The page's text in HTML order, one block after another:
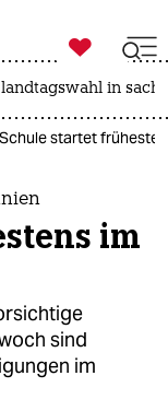

taz zahl ich
landtagswahl in
startet
im
sind
im